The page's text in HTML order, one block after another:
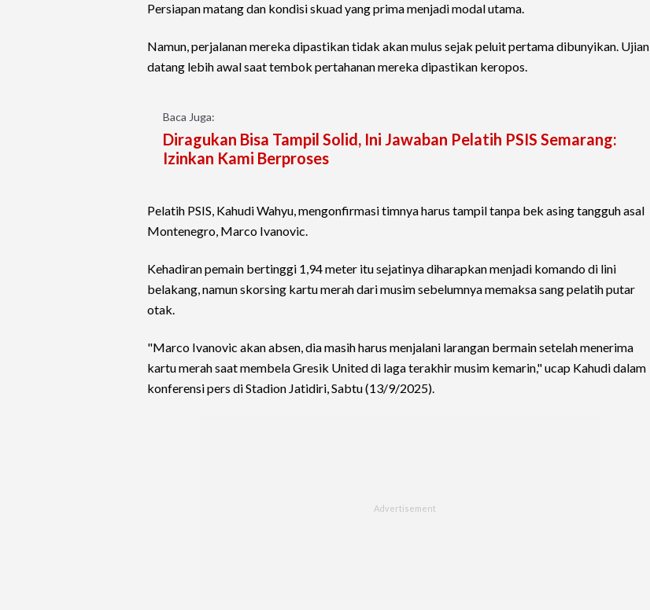
Persiapan matang dan kondisi skuad yang prima menjadi modal utama.
Namun, perjalanan mereka dipastikan tidak akan mulus sejak peluit pertama dibunyikan. Ujian
datang lebih awal saat tembok pertahanan mereka dipastikan keropos.
Baca Juga:
Diragukan Bisa Tampil Solid, Ini Jawaban Pelatih PSIS Semarang:
Izinkan Kami Berproses
Pelatih PSIS, Kahudi Wahyu, mengonfirmasi timnya harus tampil tanpa bek asing tangguh asal
Montenegro, Marco Ivanovic.
Kehadiran pemain bertinggi 1,94 meter itu sejatinya diharapkan menjadi komando di lini
belakang, namun skorsing kartu merah dari musim sebelumnya memaksa sang pelatih putar
otak.
"Marco Ivanovic akan absen, dia masih harus menjalani larangan bermain setelah menerima
kartu merah saat membela Gresik United di laga terakhir musim kemarin," ucap Kahudi dalam
konferensi pers di Stadion Jatidiri, Sabtu (13/9/2025).